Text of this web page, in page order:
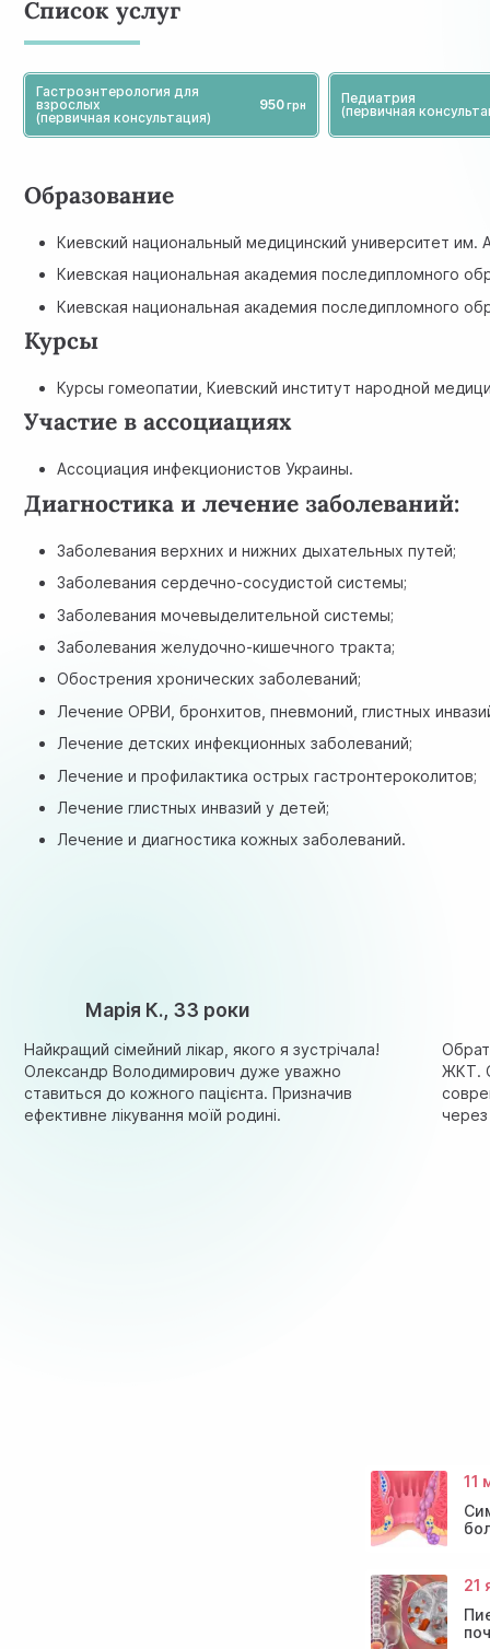
Список услуг
Гастроэнтерология для
взрослых
(первичная консультация)
950
Педиатрия
(первичная
Образование
Киевский национальный медицинский университет
Киевская национальная академия последипломного
Киевская национальная академия последипломного
Курсы
Курсы гомеопатии, Киевский институт народной
Участие в ассоциациях
Ассоциация инфекционистов Украины.
Диагностика и лечение заболеваний:
Заболевания верхних и нижних дыхательных путей;
Заболевания сердечно-сосудистой системы;
Заболевания мочевыделительной системы;
Заболевания желудочно-кишечного тракта;
Обострения хронических заболеваний;
Лечение ОРВИ, бронхитов, пневмоний, глистных
Лечение детских инфекционных заболеваний;
Лечение и профилактика острых гастронтероколитов;
Лечение глистных инвазий у детей;
Лечение и диагностика кожных заболеваний.
Марія К., 33 роки
Найкращий сімейний лікар, якого я зустрічала!
Олександр Володимирович дуже уважно
ставиться до кожного пацієнта. Призначив
ефективне лікування моїй родині.
ЖКТ.
11
21